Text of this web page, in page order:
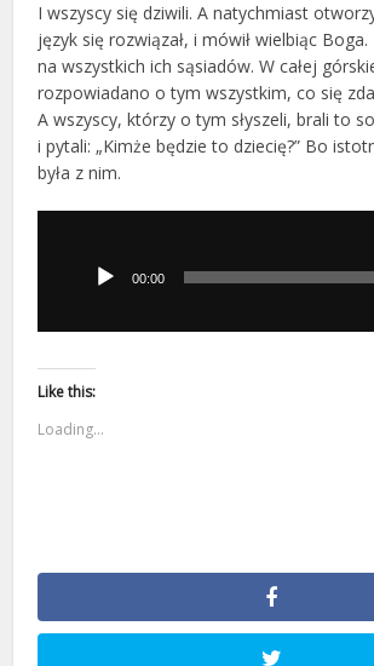
I wszyscy się dziwili. A natychmiast
język się rozwiązał, i mówił wielbiąc Boga.
na wszystkich ich sąsiadów. W całej
rozpowiadano o tym wszystkim, co się
A wszyscy, którzy o tym słyszeli, brali to
i pytali: „Kimże będzie to dziecię?” Bo
była z nim.
dźwiękowych00:00
Like this:
Loading...